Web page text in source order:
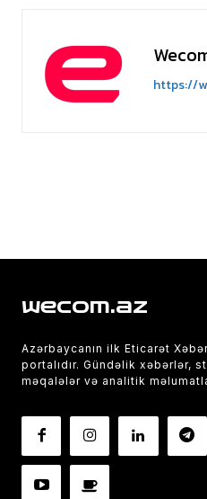
https://
wecom.az
Azərbaycanın ilk Eticarət
portalıdır. Gündəlik xəbərlər,
məqalələr və analitik